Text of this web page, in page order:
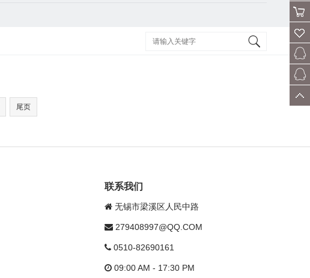
尾页
联系我们
无锡市梁溪区人民中路
279408997@QQ.COM
0510-82690161
09:00 AM - 17:30 PM
会员
购物
车
收藏
客服
售后